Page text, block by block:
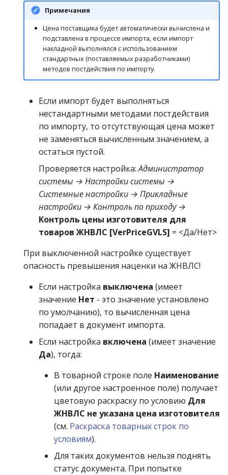
Примечания
Цена поставщика будет автоматически вычислена и
подставлена в процессе импорта, если импорт
накладной выполнялся с использованием
стандартных (поставляемых разработчиками)
методов постдействия по импорту.
Если импорт будет выполняться
нестандартными методами постдействия
по импорту, то отсутствующая цена может
не заменяться вычисленным значением, а
остаться пустой.
Проверяется настройка:Администратор
системы → Настройки системы →
Системные настройки → Прикладные
настройки → Контроль по приходу →
Контроль цены изготовителя для
товаров ЖНВЛС [VerPriceGVLS] = <Да/Нет>
При выключенной настройке существует
опасность превышения наценки на ЖНВЛС!
Если настройка выключена (имеет
значение Нет - это значение установлено
по умолчанию), то вычисленная цена
попадает в документ импорта.
Если настройка включена (имеет значение
Да), тогда:
В товарной строке поле Наименование
(или другое настроенное поле) получает
цветовую раскраску по условию Для
ЖНВЛС не указана цена изготовителя
(см. Раскраска товарных строк по
условиям).
Для таких документов нельзя поднять
статус документа. При попытке